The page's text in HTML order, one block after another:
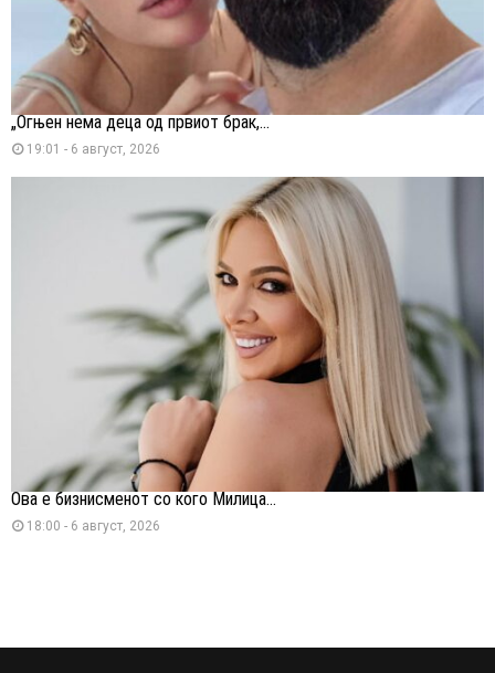
„Огњен нема деца од првиот брак,...
19:01 - 6 август, 2026
Ова е бизнисменот со кого Милица...
18:00 - 6 август, 2026